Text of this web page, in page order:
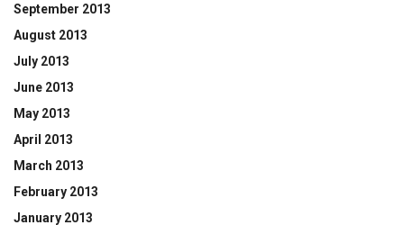
September 2013
August 2013
July 2013
June 2013
May 2013
April 2013
March 2013
February 2013
January 2013